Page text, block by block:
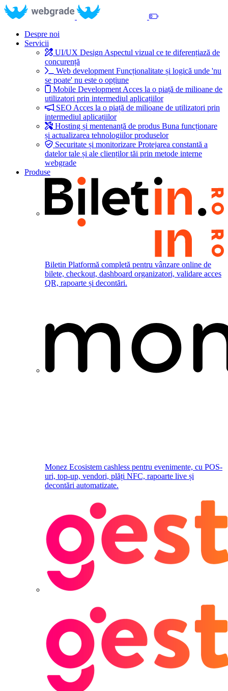
Despre noi
Servicii
UI/UX Design Aspectul vizual ce te diferențiază de
concurență
Web development Funcționalitate și logică unde 'nu
se poate' nu este o opțiune
Mobile Development Acces la o piață de milioane de
utilizatori prin intermediul aplicațiilor
SEO Acces la o piață de milioane de utilizatori prin
intermediul aplicațiilor
Hosting și mentenanță de produs Buna funcționare
și actualizarea tehnologiilor produselor
Securitate și monitorizare Protejarea constantă a
datelor tale și ale clienților tăi prin metode interne
webgrade
Produse
Biletin Platformă completă pentru vânzare online de
bilete, checkout, dashboard organizatori, validare acces
QR, rapoarte și decontări.
Monez Ecosistem cashless pentru evenimente, cu POS-
uri, top-up, vendori, plăți NFC, rapoarte live și
decontări automatizate.